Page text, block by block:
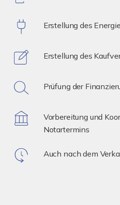
Erstellung des
Erstellung des
Prüfung der
Vorbereitung und
Notartermins
Auch nach dem